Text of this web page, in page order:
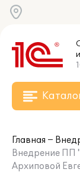
Главная
Внедрение ПП
Архиповой